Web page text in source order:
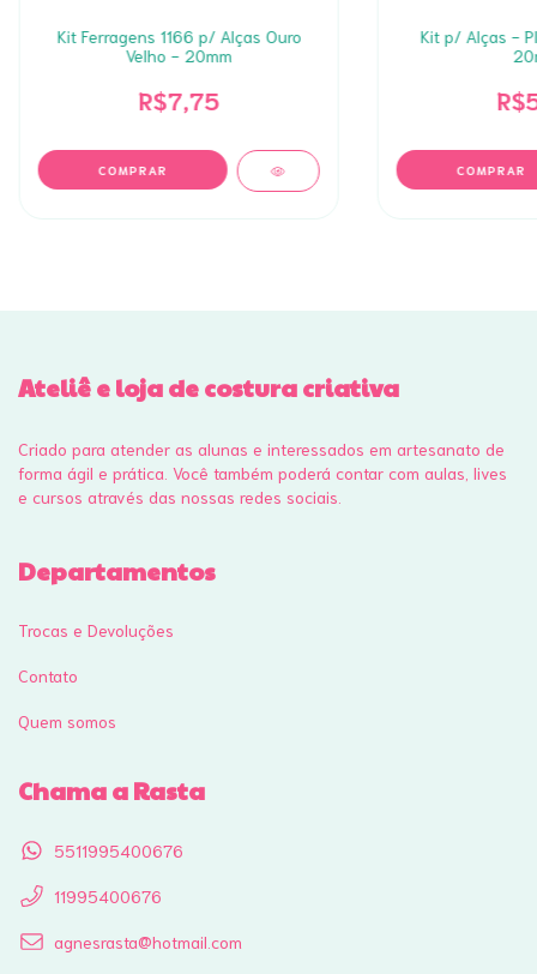
Kit Ferragens 1166 p/ Alças Ouro
Velho - 20mm
R$7,75
Kit p/ Alças -
Ateliê e loja de costura criativa
Criado para atender as alunas e interessados em artesanato de
forma ágil e prática. Você também poderá contar com aulas, lives
e cursos através das nossas redes sociais.
Departamentos
Trocas e Devoluções
Contato
Quem somos
Chama a Rasta
5511995400676
11995400676
agnesrasta@hotmail.com